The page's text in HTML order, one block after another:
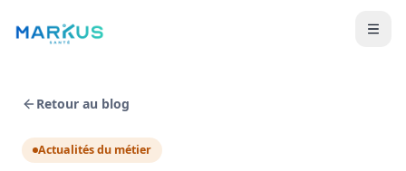
Retour au blog
Actualités du métier